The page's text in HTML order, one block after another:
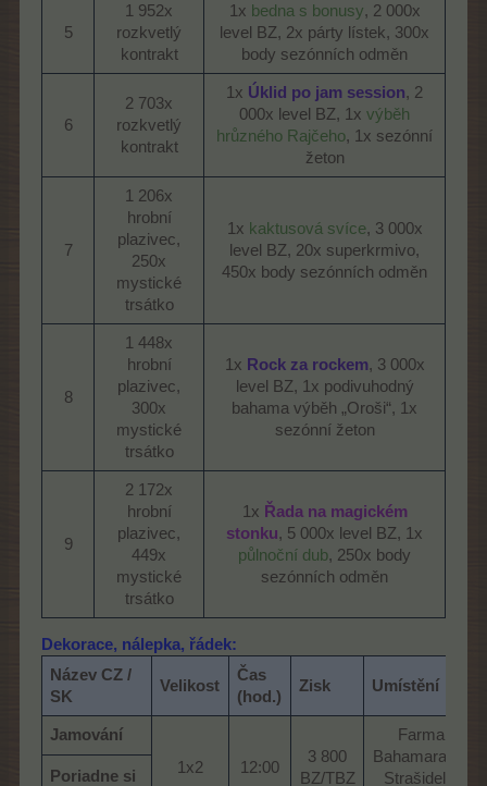
5​
1 952x
rozkvetlý
kontrakt​
1x bedna s bonusy, 2 000x
level BZ, 2x párty lístek, 300x
body sezónních odměn​
6​
2 703x
rozkvetlý
kontrakt​
1x Úklid po jam session, 2
000x level BZ, 1x výběh
hrůzného Rajčeho, 1x sezónní
žeton​
7​
1 206x
hrobní
plazivec,
250x
mystické
trsátko​
1x kaktusová svíce, 3 000x
level BZ, 20x superkrmivo,
450x body sezónních odměn​
8​
1 448x
hrobní
plazivec,
300x
mystické
trsátko​
1x Rock za rockem, 3 000x
level BZ, 1x podivuhodný
bahama výběh „Oroši“, 1x
sezónní žeton​
9​
2 172x
hrobní
plazivec,
449x
mystické
trsátko​
1x Řada na magickém
stonku, 5 000x level BZ, 1x
půlnoční dub, 250x body
sezónních odměn​
Dekorace, nálepka, řádek:
Název CZ /
SK
Velikost
Čas
(hod.)
Zisk Umístění
Jamování
1x2​
12:00​
3 800
BZ/TBZ​
Farma,
Bahamarama,
Strašidelný
Poriadne si